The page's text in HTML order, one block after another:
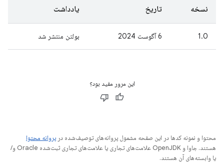
نسخه تاریخ یادداشت
1.0 6 آگوست 2024 بولتن منتشر شد
این مرور مفید بود؟
محتوا و نمونه کدها در این صفحه مشمول پروانه‌های توصیف‌شده در پروانه محتوا
هستند. جاوا و OpenJDK علامت‌های تجاری یا علامت‌های تجاری ثبت‌شده Oracle و/
یا وابسته‌های آن هستند.